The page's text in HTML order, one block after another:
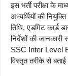
इस भर्ती परीक्षा के
अभ्यर्थियों की
तिथि, एडमिट कार्ड
निर्देशों की
SSC Inter Level
विस्तृत तरीके से बताई